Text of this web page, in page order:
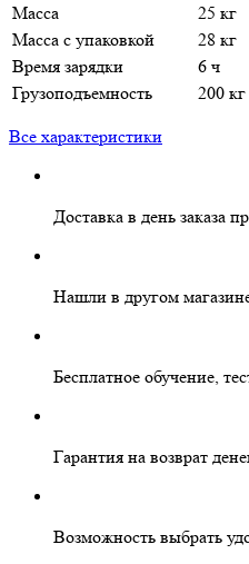
Масса
25 кг
Масса с упаковкой
28 кг
Время зарядки
6 ч
Грузоподъемность
200 кг
Все характеристики
Доставка в день заказа
Нашли в другом
Бесплатное обучение,
Гарантия на возврат
Возможность выбрать